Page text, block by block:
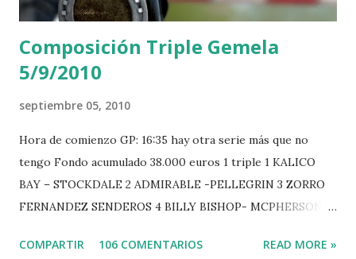
Composición Triple Gemela
5/9/2010
septiembre 05, 2010
Hora de comienzo GP: 16:35 hay otra serie más que no
tengo Fondo acumulado 38.000 euros 1 triple 1 KALICO
BAY – STOCKDALE 2 ADMIRABLE -PELLEGRIN 3 ZORRO
FERNANDEZ SENDEROS 4 BILLY BISHOP- MCPHERSON 5
-EPAILLARD 7 GIG AMAI M WHITAKER 8 SILVANA DU
COMPARTIR 106 COMENTARIOS READ MORE »